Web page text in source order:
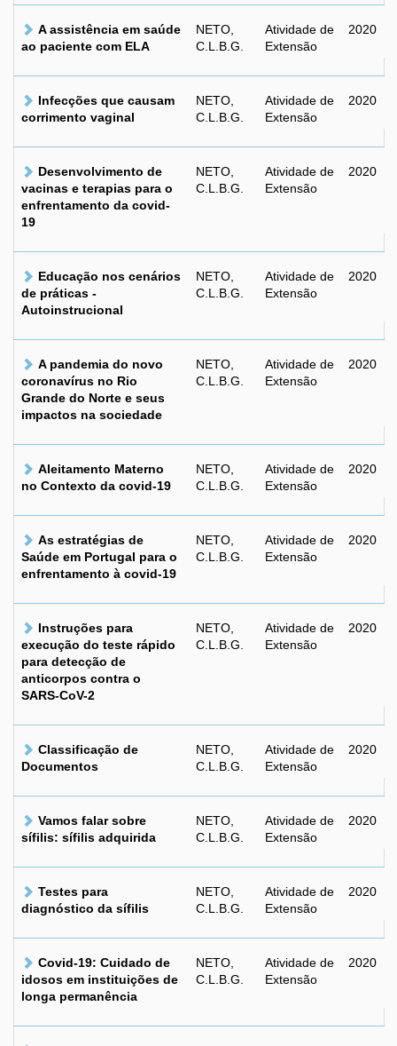
A assistência em saúde
ao paciente com ELA
NETO,
C.L.B.G.
Atividade de
Extensão
2020
Infecções que causam
corrimento vaginal
NETO,
C.L.B.G.
Atividade de
Extensão
2020
Desenvolvimento de
vacinas e terapias para o
enfrentamento da covid-
19
NETO,
C.L.B.G.
Atividade de
Extensão
2020
Educação nos cenários
de práticas -
Autoinstrucional
NETO,
C.L.B.G.
Atividade de
Extensão
2020
A pandemia do novo
coronavírus no Rio
Grande do Norte e seus
impactos na sociedade
NETO,
C.L.B.G.
Atividade de
Extensão
2020
Aleitamento Materno
no Contexto da covid-19
NETO,
C.L.B.G.
Atividade de
Extensão
2020
As estratégias de
Saúde em Portugal para o
enfrentamento à covid-19
NETO,
C.L.B.G.
Atividade de
Extensão
2020
Instruções para
execução do teste rápido
para detecção de
anticorpos contra o
SARS-CoV-2
NETO,
C.L.B.G.
Atividade de
Extensão
2020
Classificação de
Documentos
NETO,
C.L.B.G.
Atividade de
Extensão
2020
Vamos falar sobre
sífilis: sífilis adquirida
NETO,
C.L.B.G.
Atividade de
Extensão
2020
Testes para
diagnóstico da sífilis
NETO,
C.L.B.G.
Atividade de
Extensão
2020
Covid-19: Cuidado de
idosos em instituições de
longa permanência
NETO,
C.L.B.G.
Atividade de
Extensão
2020